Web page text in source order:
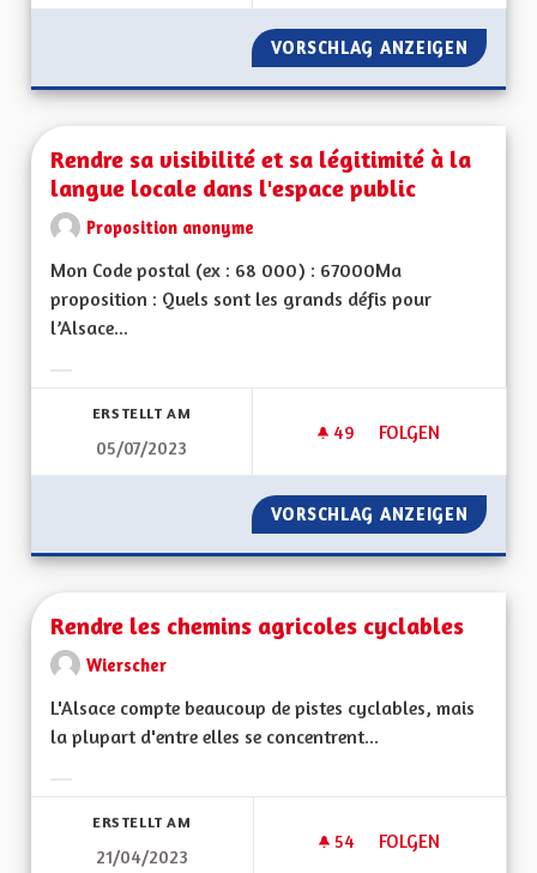
VORSCHLAG ANZEIGEN
Rendre sa visibilité et sa légitimité à la
langue locale dans l'espace public
Proposition anonyme
Mon Code postal (ex : 68 000) : 67000Ma
proposition : Quels sont les grands défis pour
l’Alsace...
ERSTELLT AM
05/07/2023
49 49 FOLLOWER
FOLGEN
RENDRE SA
VORSCHLAG ANZEIGEN
Rendre les chemins agricoles cyclables
Wierscher
L'Alsace compte beaucoup de pistes cyclables, mais
la plupart d'entre elles se concentrent...
ERSTELLT AM
21/04/2023
54 54 FOLLOWER
FOLGEN
RENDRE LES